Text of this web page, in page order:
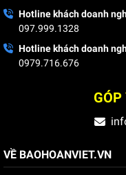
Hotline khách doanh
097.999.1328
Hotline khách doanh
0979.716.676
VỀ BAOHOANVIET.VN